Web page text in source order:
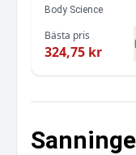
Body Science
Bästa pris
324,75 kr